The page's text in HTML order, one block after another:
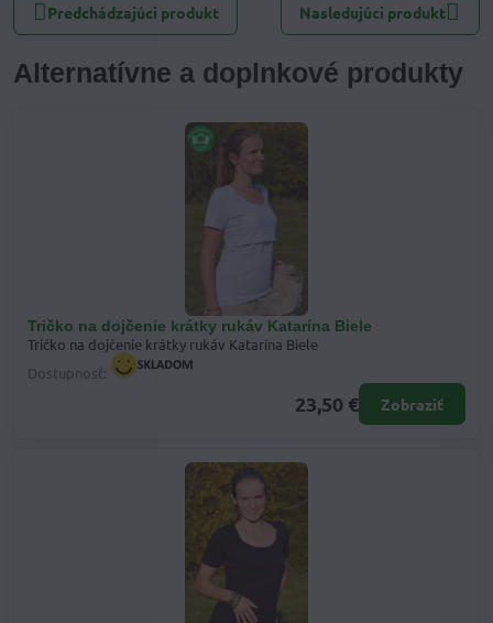
Predchádzajúci produkt Nasledujúci produkt
Alternatívne a doplnkové produkty
Tričko na dojčenie krátky rukáv Katarína Biele
Tričko na dojčenie krátky rukáv Katarína Biele
Dostupnosť:
23,50 € Zobraziť